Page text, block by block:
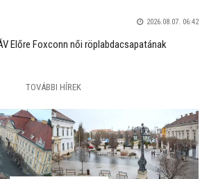
2026.08.07. 06:42
Előre Foxconn női röplabdacsapatának
TOVÁBBI HÍREK